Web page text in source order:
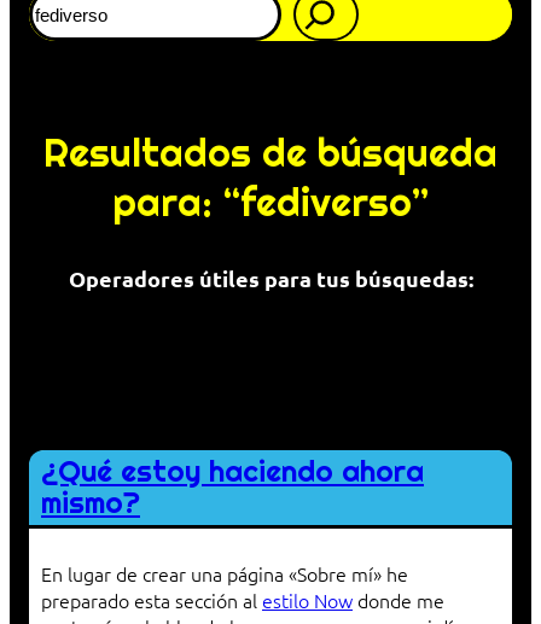
Resultados de búsqueda
para: “fediverso”
Operadores útiles para tus búsquedas:
¿Qué estoy haciendo ahora
mismo?
En lugar de crear una página «Sobre mí» he
preparado esta sección al estilo Now donde me